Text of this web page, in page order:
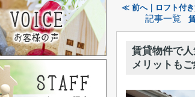
≪ 前へ｜ロフト付き
記事一覧
賃貸物件で
メリットもご